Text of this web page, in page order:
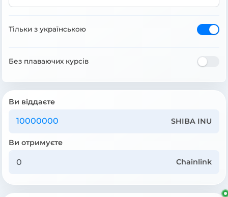
Тільки з українською
Без плаваючих курсів
Ви віддаєте
SHIBA INU
Ви отримуєте
Chainlink